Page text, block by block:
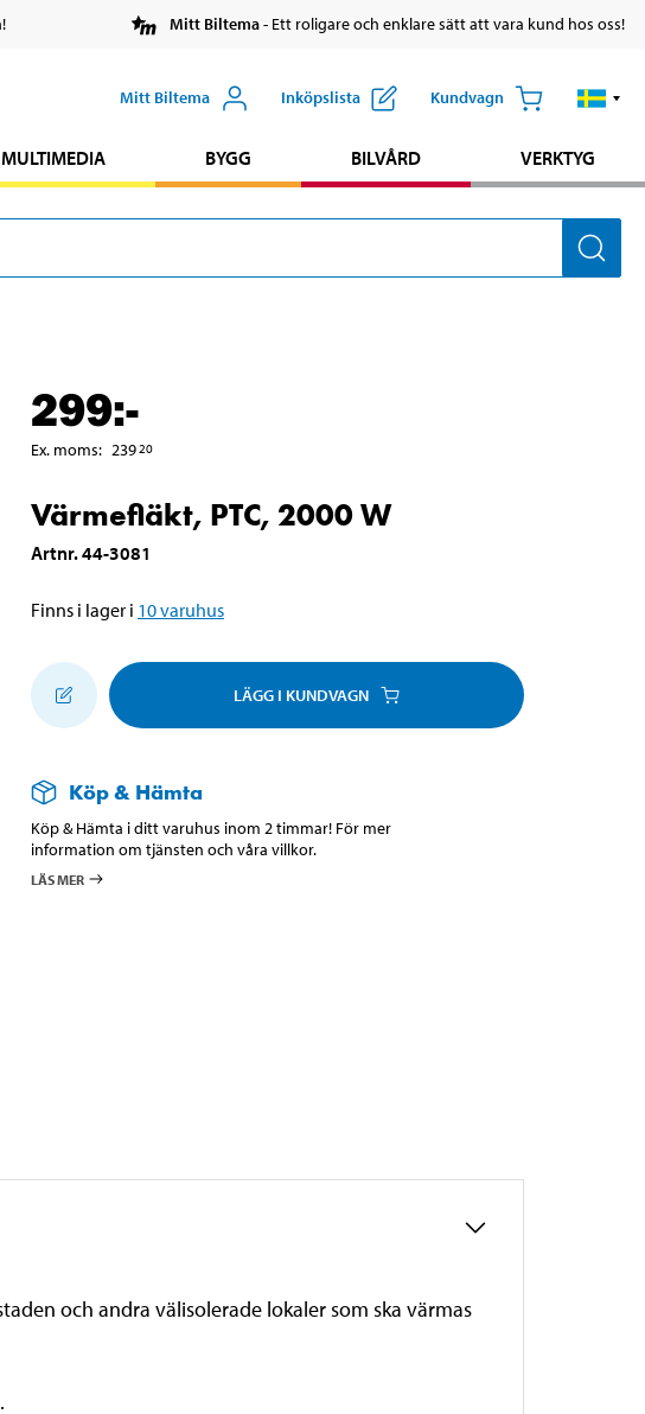
Mitt Biltema- Ett roligare och enklare sätt att vara kund hos oss!
Mitt Biltema Inköpslista Kundvagn
BYGG BILVÅRD VERKTYG
299:-
Ex. moms: 239 20
Värmefläkt, PTC, 2000 W
Artnr.44-3081
Finns i lager i 10varuhus
LÄGG I KUNDVAGN
Köp & Hämta
Köp & Hämta i ditt varuhus inom 2 timmar! För mer
information om tjänsten och våra villkor.
LÄS MER
och andra välisolerade lokaler som ska värmas